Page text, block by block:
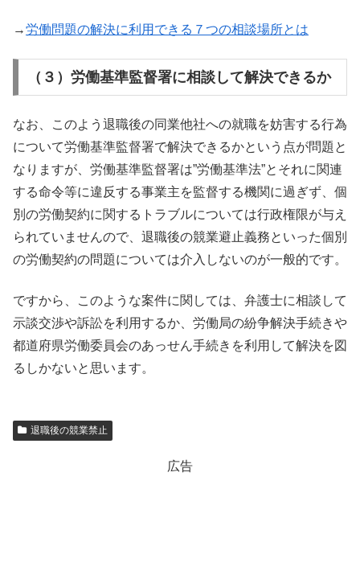
→労働問題の解決に利用できる７つの相談場所とは
（３）労働基準監督署に相談して解決できるか
なお、このよう退職後の同業他社への就職を妨害する行為
について労働基準監督署で解決できるかという点が問題と
なりますが、労働基準監督署は”労働基準法”とそれに関連
する命令等に違反する事業主を監督する機関に過ぎず、個
別の労働契約に関するトラブルについては行政権限が与え
られていませんので、退職後の競業避止義務といった個別
の労働契約の問題については介入しないのが一般的です。
ですから、このような案件に関しては、弁護士に相談して
示談交渉や訴訟を利用するか、労働局の紛争解決手続きや
都道府県労働委員会のあっせん手続きを利用して解決を図
るしかないと思います。
退職後の競業禁止
広告